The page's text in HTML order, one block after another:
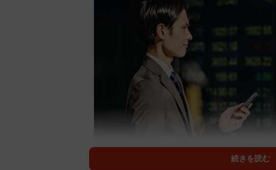
続きを読む